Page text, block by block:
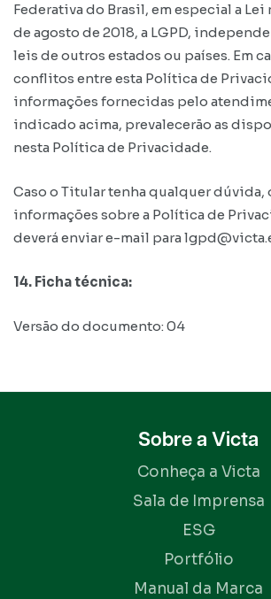
Federativa do Brasil, em especial a Lei
de agosto de 2018, a LGPD,
leis de outros estados ou países. Em
conflitos entre esta Política de
informações fornecidas pelo
indicado acima, prevalecerão as
nesta Política de Privacidade.
Caso o Titular tenha qualquer dúvida,
informações sobre a Política de
deverá enviar e-mail para
14. Ficha técnica:
Versão do documento: 04
Sobre a Victa
Conheça a Victa
Sala de Imprensa
ESG
Portfólio
Manual da Marca